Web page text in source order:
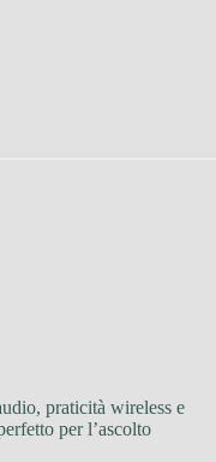
praticità wireless e
per l’ascolto